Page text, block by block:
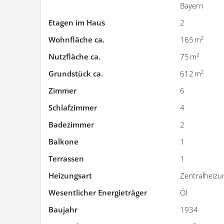
Bayern
Etagen im Haus
2
Wohnfläche ca.
165 m²
Nutzfläche ca.
75 m²
Grund­stück ca.
612 m²
Zimmer
6
Schlafzimmer
4
Badezimmer
2
Balkone
1
Terrassen
1
Heizungsart
Wesentlicher Energieträger
Öl
Baujahr
1934